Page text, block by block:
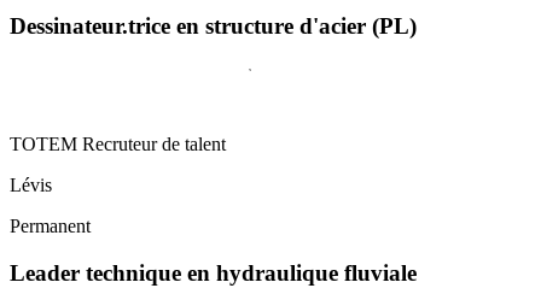
Dessinateur.trice en structure d'acier (PL)
TOTEM Recruteur de talent
Lévis
Permanent
Leader technique en hydraulique fluviale